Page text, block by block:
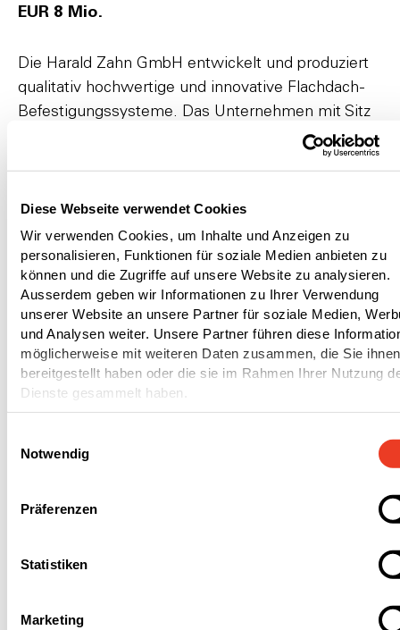
Diese Webseite verwendet Cookies
Wir verwenden Cookies, um Inhalte und Anzeigen zu
personalisieren, Funktionen für soziale Medien anbieten zu
können und die Zugriffe auf unsere Website zu analysieren.
Ausserdem geben wir Informationen zu Ihrer Verwendung
unserer Website an unsere Partner für soziale Medien,
und Analysen weiter. Unsere Partner führen diese
möglicherweise mit weiteren Daten zusammen, die Sie ihnen
bereitgestellt haben oder die sie im Rahmen Ihrer Nutzung
Dienste gesammelt haben.
Notwendig
Präferenzen
Statistiken
Marketing
EUR 8 Mio.
Die Harald Zahn GmbH entwickelt und produziert
qualitativ hochwertige und innovative Flachdach-
Befestigungssysteme. Das Unternehmen mit Sitz
in Wiesloch (Deutschland) wurde 1981 gegründet
Mit dem Erwerb des Unternehmens erweitert SFS
ihren Marktzugang in der deutschen und
österreichischen Bauindustrie und ihr
Leistungsangebot im Bereich Flachdach. Zudem
eröffnet die Akquisition internationales
Wachstumspotenzial für die Produktlösungen der
Harald Zahn GmbH.
wird Teil des Segments Fastening Systems, das
Bauindustrie herstellt.
Zu dieser Medienmitteilung als PDF-